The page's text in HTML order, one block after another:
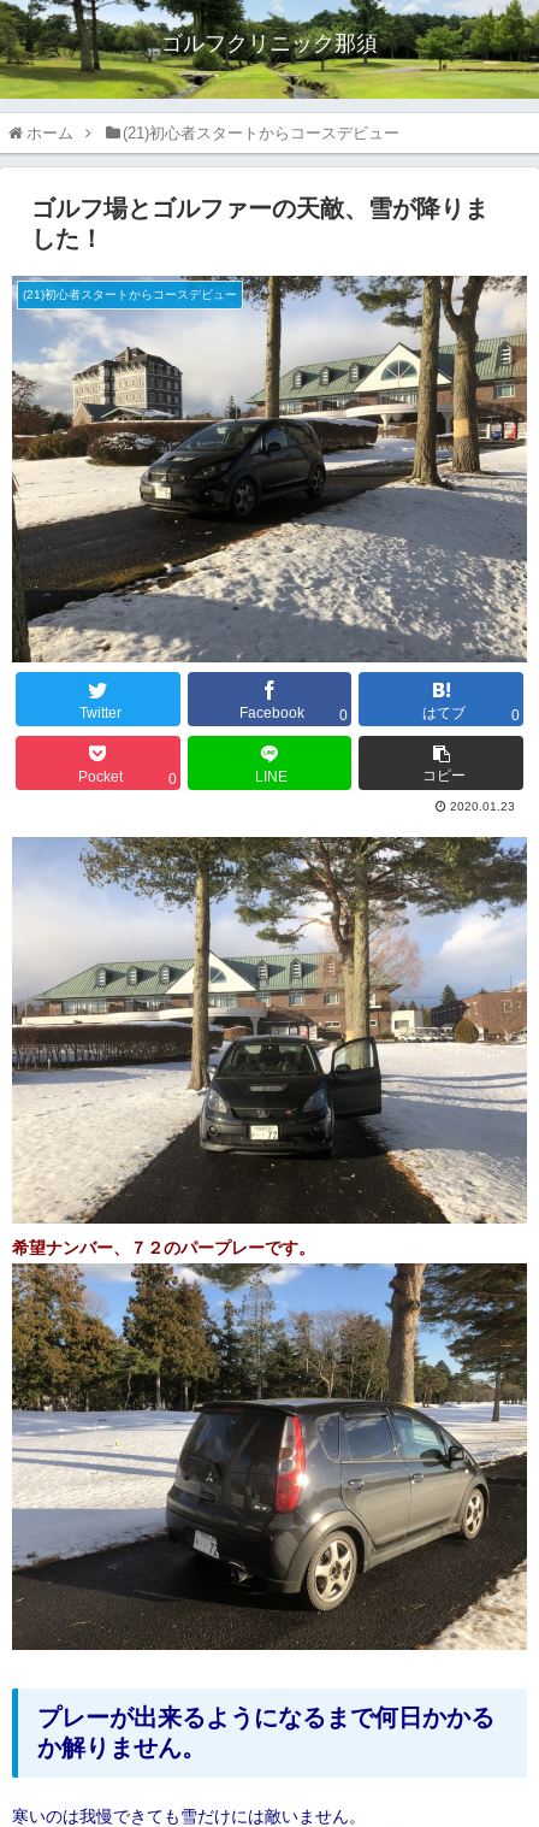
ゴルフクリニック那須
ホーム (21)初心者スタートからコースデビュー
ゴルフ場とゴルファーの天敵、雪が降りま
した！
(21)初心者スタートからコースデビュー
Twitter Facebook 0 はてブ 0
Pocket 0 LINE コピー
2020.01.23
希望ナンバー、７２のパープレーです。
プレーが出来るようになるまで何日かかる
か解りません。
寒いのは我慢できても雪だけには敵いません。